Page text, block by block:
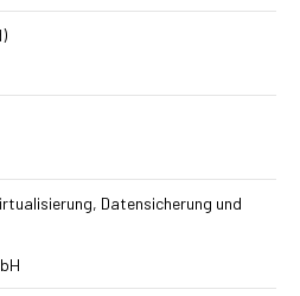
Datensicherung und